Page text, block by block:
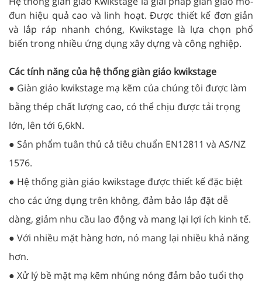
đun hiệu quả cao và linh hoạt. Được thiết kế đơn giản
và lắp ráp nhanh chóng, Kwikstage là lựa chọn phổ
biến trong nhiều ứng dụng xây dựng và công nghiệp.
Các tính năng của hệ thống giàn giáo kwikstage
● Giàn giáo kwikstage mạ kẽm của chúng tôi được làm
bằng thép chất lượng cao, có thể chịu được tải trọng
lớn, lên tới 6,6kN.
● Sản phẩm tuân thủ cả tiêu chuẩn EN12811 và AS/NZ
1576.
● Hệ thống giàn giáo kwikstage được thiết kế đặc biệt
cho các ứng dụng trên không, đảm bảo lắp đặt dễ
dàng, giảm nhu cầu lao động và mang lại lợi ích kinh tế.
● Với nhiều mặt hàng hơn, nó mang lại nhiều khả năng
hơn.
● Xử lý bề mặt mạ kẽm nhúng nóng đảm bảo tuổi thọ